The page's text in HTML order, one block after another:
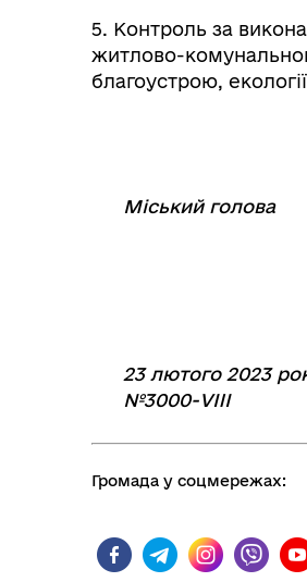
5. Контроль за
житлово-
благоустрою,
Міський голова⠀
23 лютого 2023
№3000-VIIІ
Громада у соцмережах: